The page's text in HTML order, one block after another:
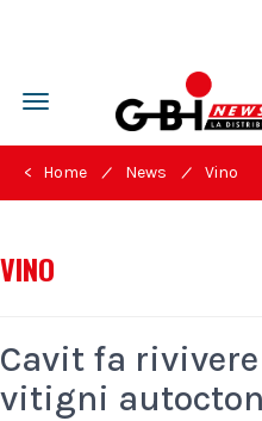
Toggle
navigation
< Home / News / Vino
VINO
Cavit fa
vitigni